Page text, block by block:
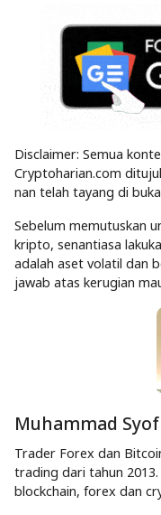
Disclaimer: Semua
Cryptoharian.com
nan telah tayang di
Sebelum memutuskan
kripto, senantiasa
adalah aset volatil dan
jawab atas kerugian
Muhammad
Trader Forex dan
trading dari tahun
blockchain, forex dan